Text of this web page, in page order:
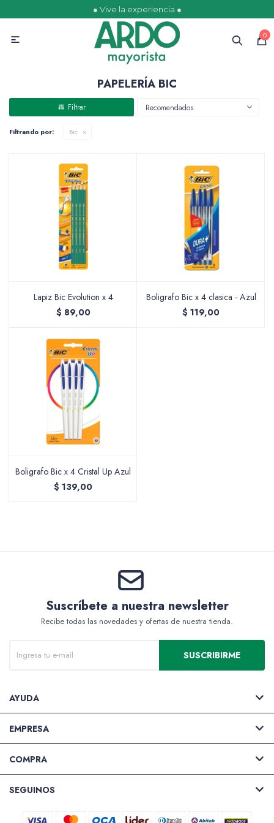
● Vive la experiencia ●
0

PAPELERÍA BIC
Recomendados
Filtrando por: Bic
Lapiz Bic Evolution x 4
$ 89,00
Boligrafo Bic x 4 clasica - Azul
$ 119,00
Boligrafo Bic x 4 Cristal Up Azul
$ 139,00
Suscríbete a nuestra newsletter
Recibe todas las novedades y ofertas de nuestra tienda.
SUSCRIBIRME
AYUDA
EMPRESA
COMPRA
SEGUINOS
Ofertas Escolares
Golosinas
Papelería
Juguetería
Maquillaje
Cotillón y Sorpresitas
Accesorios
Pinceles